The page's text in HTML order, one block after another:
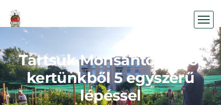
Tartsuk Monsantot távol
kertünkből 5 egyszerű
lépéssel